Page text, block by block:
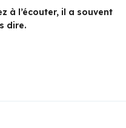
à l’écouter, il a souvent
dire.